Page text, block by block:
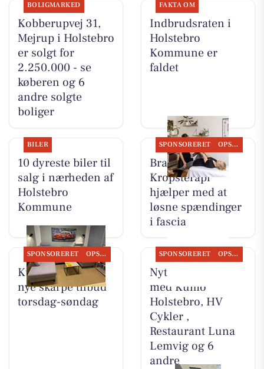
BOLIGMARKED
Kobberupvej 31,
Mejrup i Holstebro
er solgt for
2.250.000 - se
køberen og 6
andre solgte
boliger
FAKTA OM
Indbrudsraten i
Holstebro
Kommune er
faldet
BILER
10 dyreste biler til
salg i nærheden af
Holstebro
Kommune
SPONSORERET OPSLAGSTAVLEN
Brandsborgs
Kropsterapi
hjælper med at
løsne spændinger
i fascia
SPONSORERET OPSLAGSTAVLEN
Kumo Outlet har
nye skarpe tilbud
torsdag-søndag
SPONSORERET OPSLAGSTAVLEN
Nyt fra Møblér
med Kumo
Holstebro, HV
Cykler ,
Restaurant Luna
Lemvig og 6
andre